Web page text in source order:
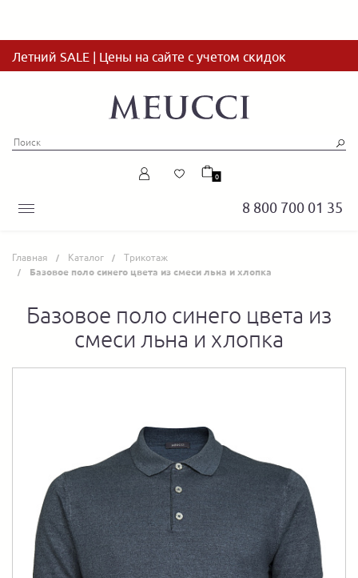
Летний SALE | Цены на сайте с учетом скидок
8 800 700 01 35
0
Главная Каталог Трикотаж
Базовое поло синего цвета из смеси льна и хлопка
Базовое поло синего цвета из
смеси льна и хлопка